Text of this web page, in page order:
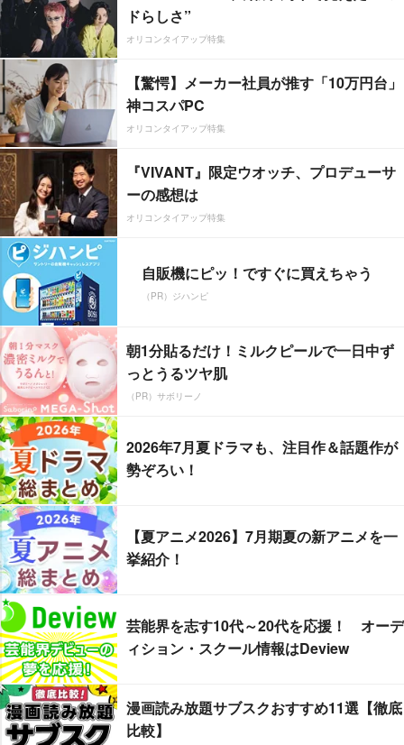
ドらしさ”
オリコンタイアップ特集
【驚愕】メーカー社員が推す「10万円台」
神コスパPC
オリコンタイアップ特集
『VIVANT』限定ウオッチ、プロデューサ
ーの感想は
オリコンタイアップ特集
自販機にピッ！ですぐに買えちゃう
（PR）ジハンピ
朝1分貼るだけ！ミルクピールで一日中ず
っとうるツヤ肌
（PR）サボリーノ
2026年7月夏ドラマも、注目作＆話題作が
勢ぞろい！
【夏アニメ2026】7月期夏の新アニメを一
挙紹介！
芸能界を志す10代～20代を応援！ オーデ
ィション・スクール情報はDeview
漫画読み放題サブスクおすすめ11選【徹底
比較】